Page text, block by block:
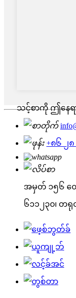
သင့်စာကို ဤနေရာ
+၈၆ ၂၈
အမှတ် ၁၅၆ တော
၆၁၁၂၃၀၊ တ